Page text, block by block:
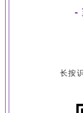
-
长按